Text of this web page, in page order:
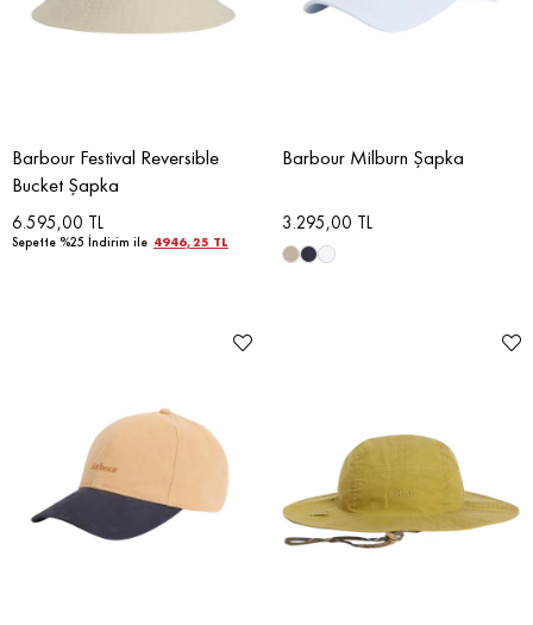
Barbour Festival Reversible
Bucket Şapka
6.595,00 TL
Sepette %25 İndirim ile 4946,25 TL
Barbour Milburn Şapka
3.295,00 TL